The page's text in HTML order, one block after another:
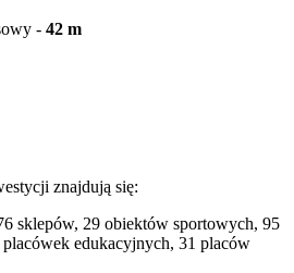
- 42m
znajdują się:
sklepów, 29 obiektów sportowych, 95
edukacyjnych, 31 placów